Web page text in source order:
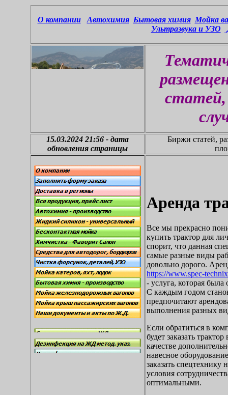
О компании Автохимия Бытовая химия Мойка
Ультразвука и УЗО
статей,
15.03.2024 21:56 - дата
обновления страницы
Биржи статей,
Аренда
Все мы прекрасно
купить трактор для
спорит, что данная
самые разные виды
довольно дорого.
https://www.spec-
- услуга, которая
С каждым годом
предпочитают
выполнения разных
Если обратиться в
будет заказать
качестве
навесное
заказать
условия
оптимальными.